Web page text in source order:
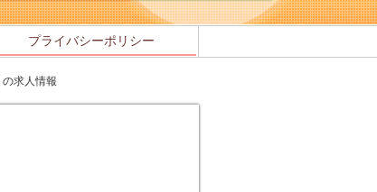
プライバシーポリシー
の求人情報